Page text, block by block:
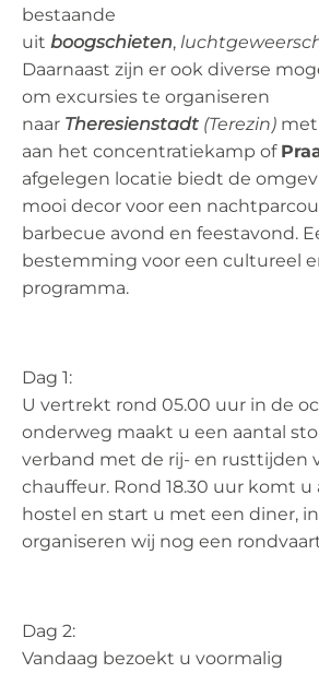
bestaande
uitboogschieten,
Daarnaast zijn er ook diverse
om excursies te organiseren
naar Theresienstadt (Terezin)
aan het concentratiekamp of
afgelegen locatie biedt de
mooi decor voor een
barbecue avond en feestavond.
bestemming voor een cultureel
programma.
Dag 1:
U vertrekt rond 05.00 uur in de
onderweg maakt u een aantal
verband met de rij- en rusttijden
chauffeur. Rond 18.30 uur komt u
hostel en start u met een diner,
organiseren wij nog een
Dag 2:
Vandaag bezoekt u voormalig